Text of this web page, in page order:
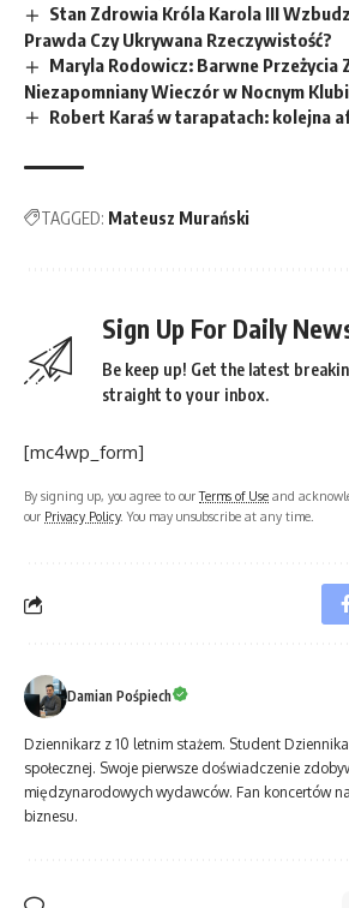
Stan Zdrowia Króla Karola III
Prawda Czy Ukrywana Rzeczywistość?
Maryla Rodowicz: Barwne Przeżycia
Niezapomniany Wieczór w Nocnym
Robert Karaś w tarapatach: kolejna
TAGGED: Mateusz Murański
Sign Up For Daily
Be keep up! Get the latest
straight to your inbox.
[mc4wp_form]
By signing up, you agree to ourTerms of Use and
our Privacy Policy. You may unsubscribe at any time.
Damian Pośpiech
Dziennikarz z 10 letnim stażem. Student
społecznej. Swoje pierwsze doświadczenie
międzynarodowych wydawców. Fan koncertów
biznesu.